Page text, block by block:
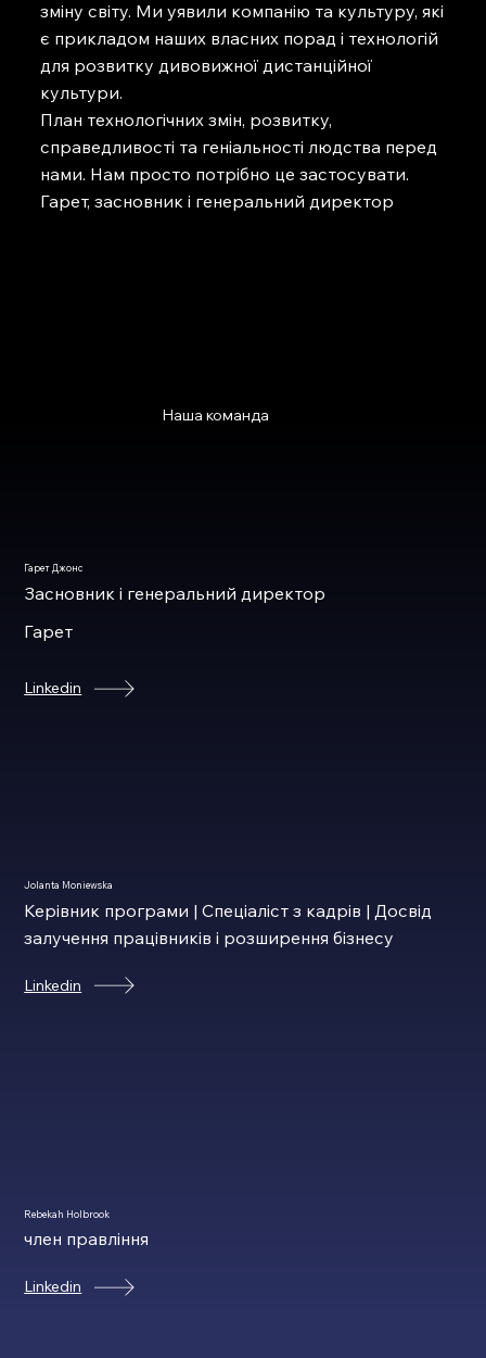
зміну світу. Ми уявили компанію та культуру, які
є прикладом наших власних порад і технологій
для розвитку дивовижної дистанційної
культури.
План технологічних змін, розвитку,
справедливості та геніальності людства перед
нами. Нам просто потрібно це застосувати.
Гарет, засновник і генеральний директор
Наша команда
Гарет Джонс
Засновник і генеральний директор
Гарет
Linkedin
Jolanta Moniewska
Керівник програми | Спеціаліст з кадрів | Досвід
залучення працівників і розширення бізнесу
Linkedin
Rebekah Holbrook
член правління
Linkedin